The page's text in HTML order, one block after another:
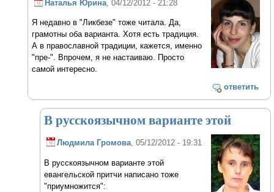
Наталья Юрина , 04/12/2012 - 21:28
Я недавно в "Ликбезе" тоже читала. Да,
грамотны оба варианта. Хотя есть традиция.
А в православной традиции, кажется, именно
"пре-". Впрочем, я не настаиваю. Просто
самой интересно.
ответить
В русскоязычном варианте этой
Людмила Громова, 05/12/2012 - 19:31
В русскоязычном варианте этой
евангельской притчи написано тоже
"приумножится":